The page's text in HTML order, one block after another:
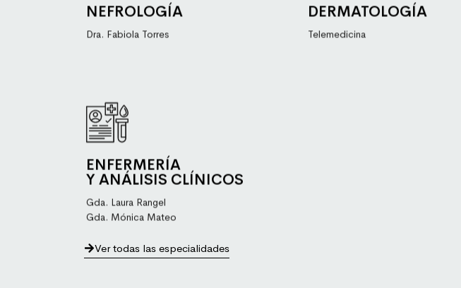
NEFROLOGÍA
Dra. Fabiola Torres
DERMATOLOGÍA
Telemedicina
ENFERMERÍA
Y ANÁLISIS CLÍNICOS
Gda. Laura Rangel
Gda. Mónica Mateo
Los servicios que ofrece el centro a nivel de enfermería es la atención de los
Ver todas las especialidades